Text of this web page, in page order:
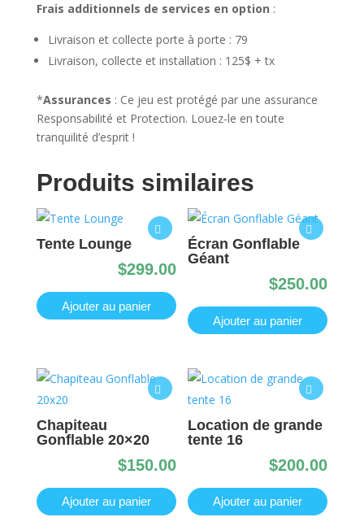
Frais additionnels de services en option :
Livraison et collecte porte à porte : 79
Livraison, collecte et installation : 125$ + tx
*Assurances : Ce jeu est protégé par une assurance
Responsabilité et Protection. Louez-le en toute
tranquilité d’esprit !
Produits similaires
Tente Lounge
$299.00
Ajouter au panier
Écran Gonflable
Géant
$250.00
Ajouter au panier
Chapiteau
Gonflable 20×20
$150.00
Ajouter au panier
Location de grande
tente 16
$200.00
Ajouter au panier